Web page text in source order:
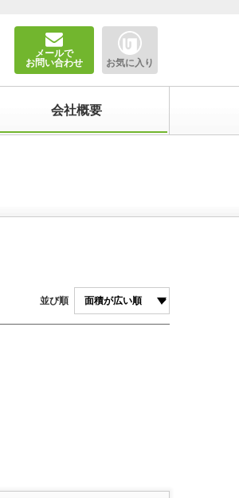
メールで
お問い合わせ お気に入り
会社概要
並び順